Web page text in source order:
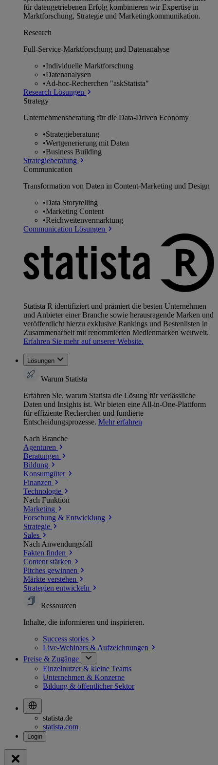
für datengetriebenen Erfolg kombinieren wir Expertise in
Marktforschung, Strategie und Marketingkommunikation.
Research
Full-Service-Marktforschung und Datenanalyse
•Individuelle Marktforschung
•Datenanalysen
•Ad-hoc-Recherchen "askStatista"
Research Lösungen
Strategy
Unternehmens­beratung für die Data-Driven Economy
•Strategieberatung
•Wertgenerierung mit Daten
•Business Building
Strategieberatung
Communication
Transformation von Daten in Content-Marketing und Design
•Data Storytelling
•Marketing Content
•Reichweitenvermarktung
Communication Lösungen
Statista R identifiziert und prämiert die besten Unternehmen
und Anbieter einer Branche sowie herausragende Marken und
veröffentlicht hierzu exklusive Rankings und Bestenlisten in
Zusammenarbeit mit renommierten Medienmarken weltweit.
Erfahren Sie mehr auf unserer Website.
Lösungen
Warum Statista
Erfahren Sie, warum Statista die Lösung für verlässliche
Daten und Insights ist. Wir bieten eine All-in-One-Plattform
für effiziente Recherchen und fundierte
Entscheidungsprozesse. Mehr erfahren
Nach Branche
Agenturen
Beratungen
Bildung
Konsumgüter
Finanzen
Technologie
Nach Funktion
Marketing
Forschung & Entwicklung
Strategie
Sales
Nach Anwendungsfall
Fakten finden
Content stärken
Pitches gewinnen
Märkte verstehen
Strategien entwickeln
Ressourcen
Inhalte, die informieren und inspirieren.
Success stories
Live-Webinars & Aufzeichnungen
Preise & Zugänge
Einzelnutzer & kleine Teams
Unternehmen & Konzerne
Bildung & öffentlicher Sektor
statista.de
statista.com